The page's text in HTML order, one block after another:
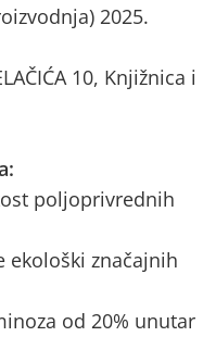
2025.
10, Knjižnica i
poljoprivrednih
ekološki značajnih
od 20% unutar